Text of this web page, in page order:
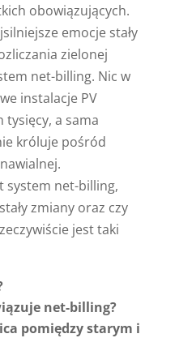
obowiązujących.
emocje stały
zielonej
net-billing. Nic w
instalacje PV
tysięcy, a sama
króluje pośród
system net-billing,
zmiany oraz czy
jest taki
net-billing?
pomiędzy starym i